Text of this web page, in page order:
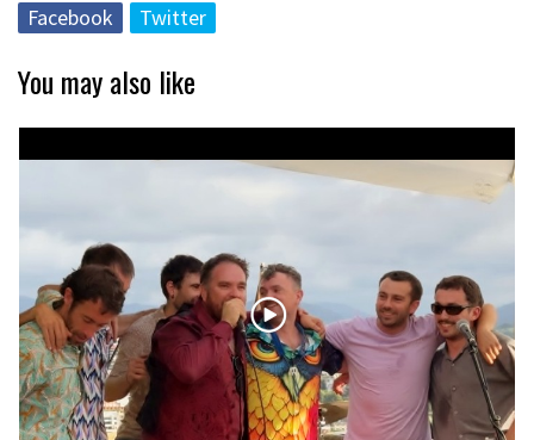
Facebook Twitter
You may also like